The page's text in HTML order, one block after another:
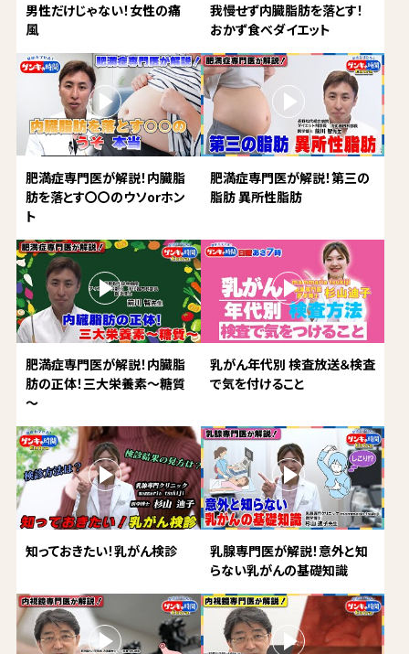
男性だけじゃない！女性の痛
風
我慢せず内臓脂肪を落とす！
おかず食べダイエット
肥満症専門医が解説！内臓脂
肪を落とす〇〇のウソorホン
ト
肥満症専門医が解説！第三の
脂肪 異所性脂肪
肥満症専門医が解説！内臓脂
肪の正体！三大栄養素～糖質
～
乳がん年代別 検査放送＆検査
で気を付けること
知っておきたい！乳がん検診
乳腺専門医が解説！意外と知
らない乳がんの基礎知識